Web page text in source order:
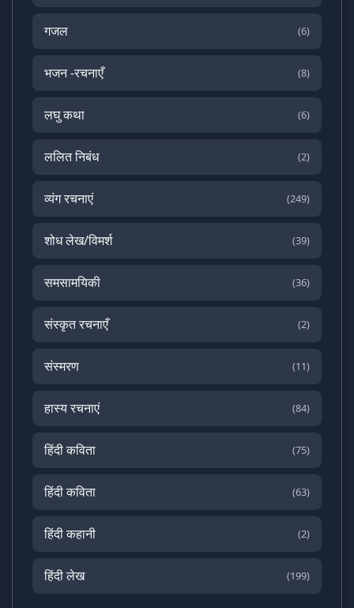
गजल (6)
भजन -रचनाएँ (8)
लघु कथा (6)
ललित निबंध (2)
व्यंग रचनाएं (249)
शोध लेख/विमर्श (39)
समसामयिकी (36)
संस्कृत रचनाएँ (2)
संस्मरण (11)
हास्य रचनाएं (84)
हिंदी कविता (75)
हिंदी कविता (63)
हिंदी कहानी (2)
हिंदी लेख (199)